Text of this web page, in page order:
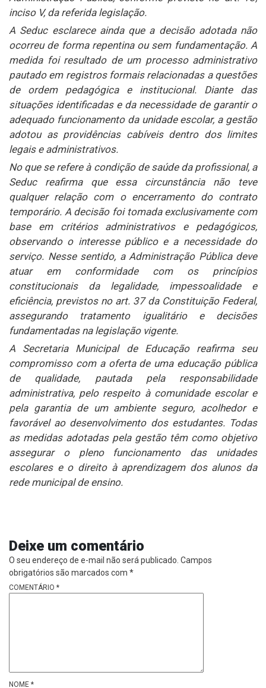
inciso V, da referida legislação.
A Seduc esclarece ainda que a decisão adotada não
ocorreu de forma repentina ou sem fundamentação. A
medida foi resultado de um processo administrativo
pautado em registros formais relacionadas a questões
de ordem pedagógica e institucional. Diante das
situações identificadas e da necessidade de garantir o
adequado funcionamento da unidade escolar, a gestão
adotou as providências cabíveis dentro dos limites
legais e administrativos.
No que se refere à condição de saúde da profissional, a
Seduc reafirma que essa circunstância não teve
qualquer relação com o encerramento do contrato
temporário. A decisão foi tomada exclusivamente com
base em critérios administrativos e pedagógicos,
observando o interesse público e a necessidade do
serviço. Nesse sentido, a Administração Pública deve
atuar em conformidade com os princípios
constitucionais da legalidade, impessoalidade e
eficiência, previstos no art. 37 da Constituição Federal,
assegurando tratamento igualitário e decisões
fundamentadas na legislação vigente.
A Secretaria Municipal de Educação reafirma seu
compromisso com a oferta de uma educação pública
de qualidade, pautada pela responsabilidade
administrativa, pelo respeito à comunidade escolar e
pela garantia de um ambiente seguro, acolhedor e
favorável ao desenvolvimento dos estudantes. Todas
as medidas adotadas pela gestão têm como objetivo
assegurar o pleno funcionamento das unidades
escolares e o direito à aprendizagem dos alunos da
rede municipal de ensino.
Deixe um comentário
O seu endereço de e-mail não será publicado. Campos
obrigatórios são marcados com *
COMENTÁRIO *
NOME *